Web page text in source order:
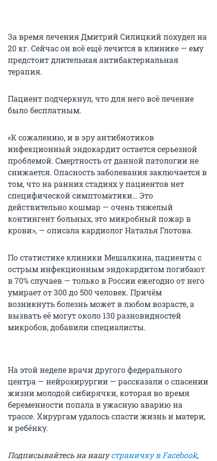
За время лечения Дмитрий Силицкий похудел на
20 кг. Сейчас он всё ещё лечится в клинике — ему
предстоит длительная антибактериальная
терапия.
Пациент подчеркнул, что для него всё лечение
было бесплатным.
«К сожалению, и в эру антибиотиков
инфекционный эндокардит остается серьезной
проблемой. Смертность от данной патологии не
снижается. Опасность заболевания заключается в
том, что на ранних стадиях у пациентов нет
специфической симптоматики… Это
действительно кошмар — очень тяжелый
контингент больных, это микробный пожар в
крови», — описала кардиолог Наталья Глотова.
По статистике клиники Мешалкина, пациенты с
острым инфекционным эндокардитом погибают
в 70% случаев — только в России ежегодно от него
умирает от 300 до 500 человек. Причём
возникнуть болезнь может в любом возрасте, а
вызвать её могут около 130 разновидностей
микробов, добавили специалисты.
На этой неделе врачи другого федерального
центра — нейрохирургии — рассказали о спасении
жизни молодой сибирячки, которая во время
беременности попала в ужасную аварию на
трассе. Хирургам удалось спасти жизнь и матери,
и ребёнку.
Подписывайтесь на нашустраничку в Facebook,